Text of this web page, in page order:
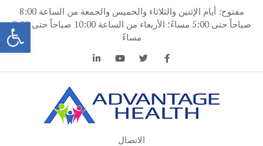
المحتوى
مفتوح: أيام الإثنين والثلاثاء والخميس والجمعة من الساعة 8:00
صباحاً حتى 5:00 مساءً؛ الأربعاء من الساعة 10:00 صباحاً حتى 7:00
مساءً
الاتصال